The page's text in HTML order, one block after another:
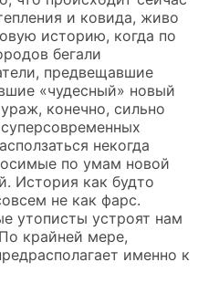
и ковида, живо
историю, когда по
бегали
предвещавшие
«чудесный» новый
конечно, сильно
некогда
по умам новой
История как будто
не как фарс.
утописты устроят нам
крайней мере,
именно к